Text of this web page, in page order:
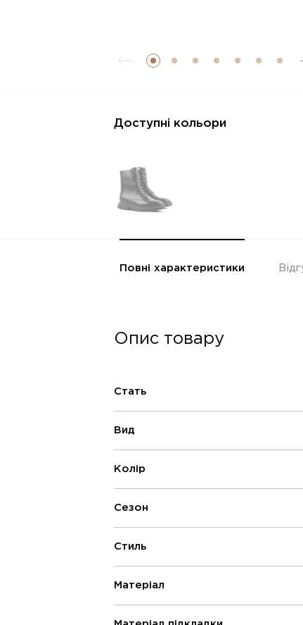
Доступні кольори
Повні характеристики
Опис товару
Стать
Вид
Колір
Сезон
Стиль
Матеріал